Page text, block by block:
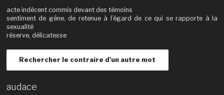
acte indécent commis devant des témoins
sentiment de gêne, de retenue à l’égard de ce qui se rapporte à la
sexualité
réserve, délicatesse
Rechercher le contraire d'un autre mot
audace